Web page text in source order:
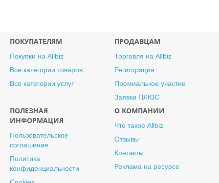
ПОКУПАТЕЛЯМ
Покупки на Allbiz
Все категории товаров
Все категории услуг
ПРОДАВЦАМ
Торговля на Allbiz
Регистрация
Премиальное участие
Заявки ПЛЮС
ПОЛЕЗНАЯ
ИНФОРМАЦИЯ
Пользовательское
соглашение
Политика
конфиденциальности
О КОМПАНИИ
Что такое Allbiz
Отзывы
Контакты
Реклама на ресурсе